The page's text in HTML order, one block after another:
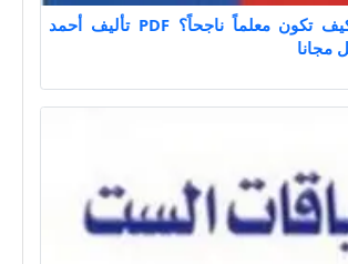
تحميل كتاب كيف تكون معلماً ناجحاً؟ PDF تأليف أحمد
مجانا